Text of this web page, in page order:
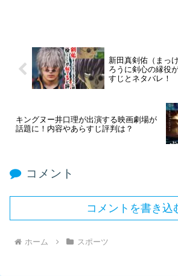
新田真剣佑（まっ
ろうに剣心の縁役
すじとネタバレ！
キングヌー井口理が出演する映画劇場が
話題に！内容やあらすじ評判は？
コメント
コメントを書き込
ホーム スポーツ